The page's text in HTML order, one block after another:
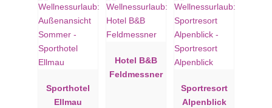
Sporthotel
Ellmau
Hotel B&B
Feldmessner
Sportresort
Alpenblick